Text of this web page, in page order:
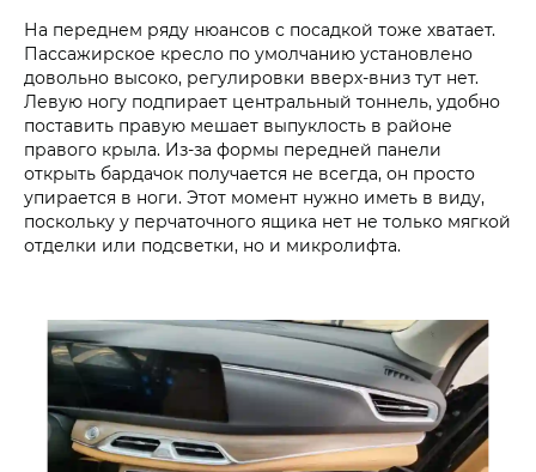
На переднем ряду нюансов с посадкой тоже хватает.
Пассажирское кресло по умолчанию установлено
довольно высоко, регулировки вверх-вниз тут нет.
Левую ногу подпирает центральный тоннель, удобно
поставить правую мешает выпуклость в районе
правого крыла. Из-за формы передней панели
открыть бардачок получается не всегда, он просто
упирается в ноги. Этот момент нужно иметь в виду,
поскольку у перчаточного ящика нет не только мягкой
отделки или подсветки, но и микролифта.